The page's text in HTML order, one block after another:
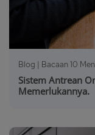
Blog | Bacaan 10
Sistem Antrean
Memerlukannya.